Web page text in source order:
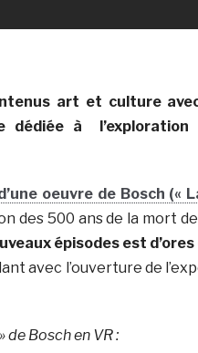
art et culture
dédiée à
oeuvre de Bosch («
des 500 ans de la mort
épisodes est
avec l’ouverture de
Bosch en VR :